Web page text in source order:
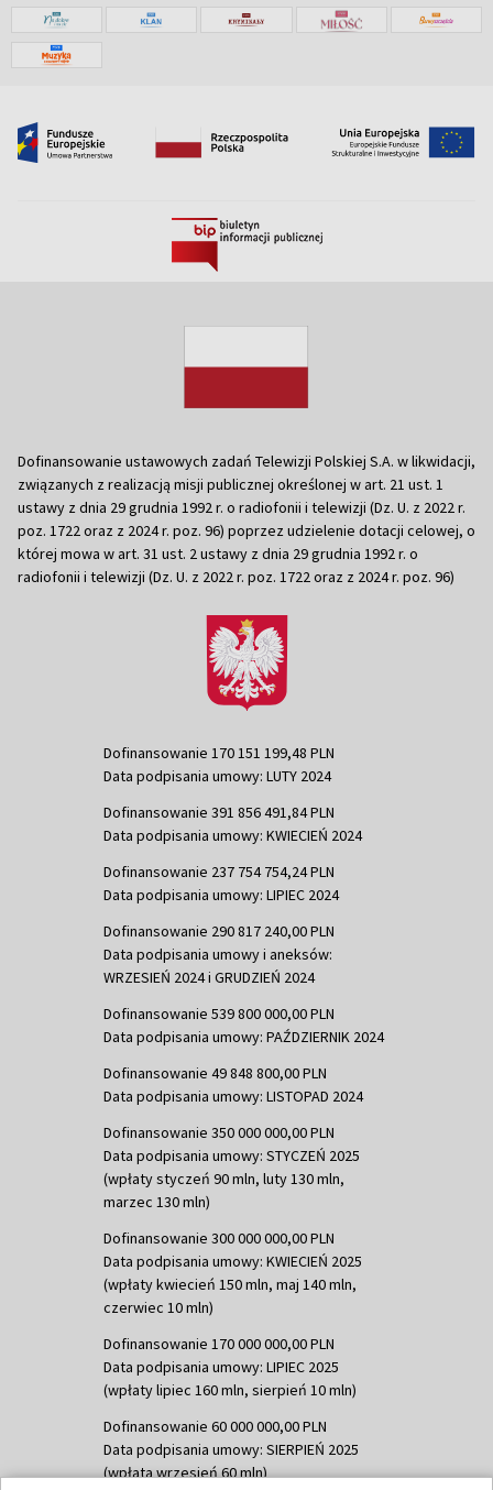
Dofinansowanie ustawowych zadań Telewizji Polskiej S.A. w likwidacji,
związanych z realizacją misji publicznej określonej w art. 21 ust. 1
ustawy z dnia 29 grudnia 1992 r. o radiofonii i telewizji (Dz. U. z 2022 r.
poz. 1722 oraz z 2024 r. poz. 96) poprzez udzielenie dotacji celowej, o
której mowa w art. 31 ust. 2 ustawy z dnia 29 grudnia 1992 r. o
radiofonii i telewizji (Dz. U. z 2022 r. poz. 1722 oraz z 2024 r. poz. 96)
Dofinansowanie 170 151 199,48 PLN
Data podpisania umowy: LUTY 2024
Dofinansowanie 391 856 491,84 PLN
Data podpisania umowy: KWIECIEŃ 2024
Dofinansowanie 237 754 754,24 PLN
Data podpisania umowy: LIPIEC 2024
Dofinansowanie 290 817 240,00 PLN
Data podpisania umowy i aneksów:
WRZESIEŃ 2024 i GRUDZIEŃ 2024
Dofinansowanie 539 800 000,00 PLN
Data podpisania umowy: PAŹDZIERNIK 2024
Dofinansowanie 49 848 800,00 PLN
Data podpisania umowy: LISTOPAD 2024
Dofinansowanie 350 000 000,00 PLN
Data podpisania umowy: STYCZEŃ 2025
(wpłaty styczeń 90 mln, luty 130 mln,
marzec 130 mln)
Dofinansowanie 300 000 000,00 PLN
Data podpisania umowy: KWIECIEŃ 2025
(wpłaty kwiecień 150 mln, maj 140 mln,
czerwiec 10 mln)
Dofinansowanie 170 000 000,00 PLN
Data podpisania umowy: LIPIEC 2025
(wpłaty lipiec 160 mln, sierpień 10 mln)
Dofinansowanie 60 000 000,00 PLN
Data podpisania umowy: SIERPIEŃ 2025
(wpłata wrzesień 60 mln)